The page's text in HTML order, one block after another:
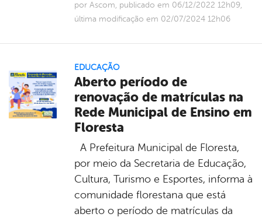
por Ascom, publicado em 06/12/2022 12h09,
última modificação em 02/07/2024 12h06
EDUCAÇÃO
Aberto período de
renovação de matrículas na
Rede Municipal de Ensino em
Floresta
A Prefeitura Municipal de Floresta,
por meio da Secretaria de Educação,
Cultura, Turismo e Esportes, informa à
comunidade florestana que está
aberto o período de matrículas da